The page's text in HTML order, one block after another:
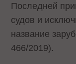
Последней
судов и
название
466/2019).